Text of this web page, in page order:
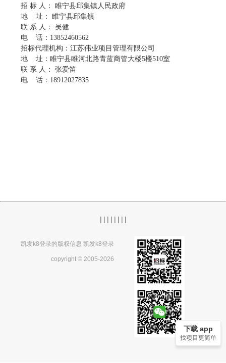
下载 app
找项目更简单
招 标 人：
睢宁县邱集镇人民政府
地
址：
睢宁县邱集镇
联 系 人：
吴健
电
话： 13852460562
招标代理机构： 江苏伟业项目管理有限公司
地
址： 睢宁县睢河北路青蓝商管大楼5楼510室
联 系 人：
张爱笛
电
话： 18912027835
| | | | | | | |
凯发k8登录的版权信息 凯发k8登录
copyright © 2005-2026